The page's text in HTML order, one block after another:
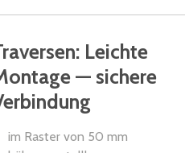
Leichte
— sichere
im Raster von 50 mm